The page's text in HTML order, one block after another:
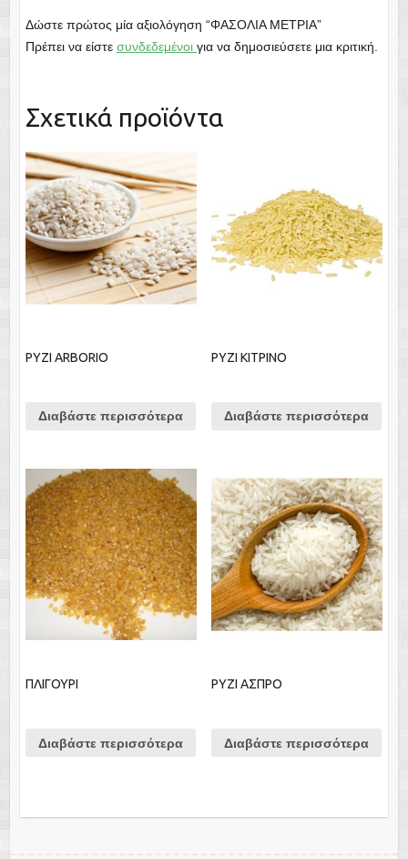
Δώστε πρώτος μία αξιολόγηση “ΦΑΣΟΛΙΑ ΜΕΤΡΙΑ”
Πρέπει να είστε συνδεδεμένοι για να δημοσιεύσετε μια κριτική.
Σχετικά προϊόντα
ΡΥΖΙ ARBORIO
Διαβάστε περισσότερα
ΡΥΖΙ ΚΙΤΡΙΝΟ
Διαβάστε περισσότερα
ΠΛΙΓΟΥΡΙ
Διαβάστε περισσότερα
ΡΥΖΙ ΑΣΠΡΟ
Διαβάστε περισσότερα